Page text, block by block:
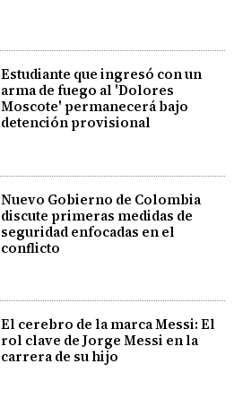
Estudiante que ingresó con un
arma de fuego al 'Dolores
Moscote' permanecerá bajo
detención provisional
Nuevo Gobierno de Colombia
discute primeras medidas de
seguridad enfocadas en el
conflicto
El cerebro de la marca Messi: El
rol clave de Jorge Messi en la
carrera de su hijo